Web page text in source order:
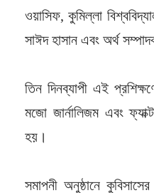
ওয়াসিফ, কুমিল্লা
সাঈদ হাসান এবং অর্থ
তিন দিনব্যাপী এই
মজো জার্নালিজম এবং
হয়।
সমাপনী অনুষ্ঠানে